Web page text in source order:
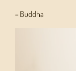
– Buddha